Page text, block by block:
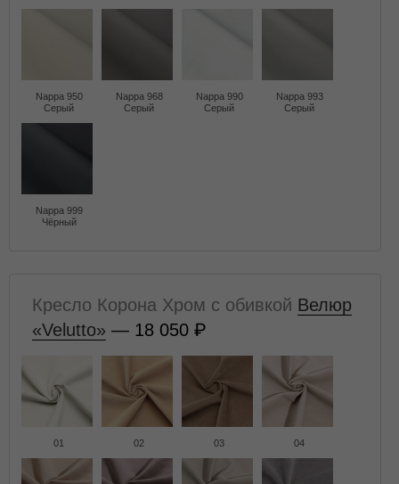
Nappa 950
Серый
Nappa 968
Серый
Nappa 990
Серый
Nappa 993
Серый
Nappa 999
Чёрный
Кресло Корона Хром с обивкой Велюр
«Velutto» — 18 050
01 02 03 04